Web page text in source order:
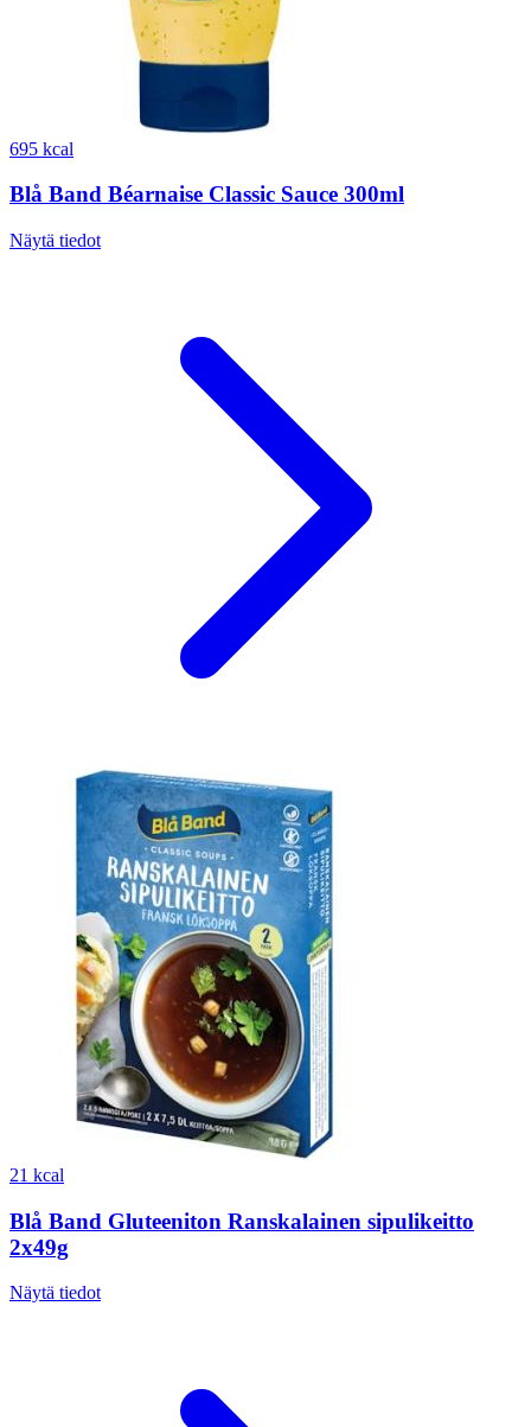
695 kcal
Blå Band Béarnaise Classic Sauce 300ml
Näytä tiedot
21 kcal
Blå Band Gluteeniton Ranskalainen sipulikeitto
2x49g
Näytä tiedot